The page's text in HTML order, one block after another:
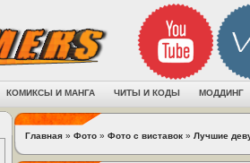
КОМИКСЫ И МАНГА ЧИТЫ И КОДЫ МОДДИНГ
Главная » Фото » Фото с виставок » Лучшие